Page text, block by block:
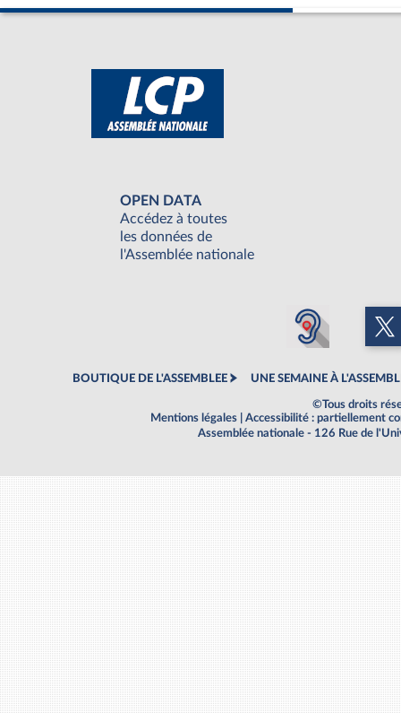
OPEN DATA
Accédez à toutes
les données de
l'Assemblée nationale
BOUTIQUE DE L'ASSEMBLEE UNE SEMAINE À
©Tous droits
Mentions légales
Accessibilité : partiellement
Assemblée nationale - 126 Rue de